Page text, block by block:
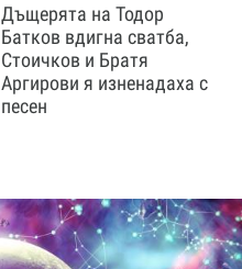
Дъщерята на Тодор
Батков вдигна сватба,
Стоичков и Братя
Аргирови я изненадаха с
песен